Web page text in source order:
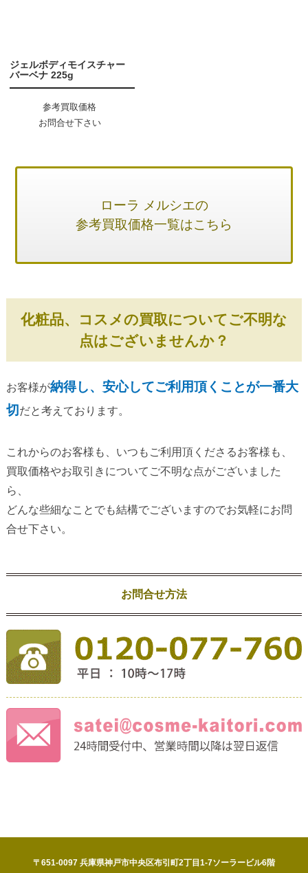
ジェルボディモイスチャー
バーベナ 225g
参考買取価格
お問合せ下さい
ローラ メルシエの
参考買取価格一覧はこちら
化粧品、コスメの買取についてご不明な
点はございませんか？
お客様が納得し、安心してご利用頂くことが一番大
切 だと考えております。
これからのお客様も、いつもご利用頂くださるお客様も、
買取価格やお取引きについてご不明な点がございました
ら、
どんな些細なことでも結構でございますのでお気軽にお問
合せ下さい。
お問合せ方法
〒651-0097 兵庫県神戸市中央区布引町2丁目1-7ソーラービル6階